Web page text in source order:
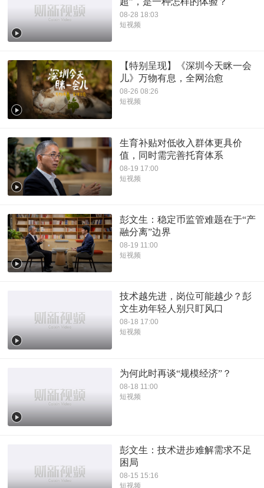
08-28 18:03
短视频
【特别呈现】《深圳今天眯一会
儿》万物有息，全网治愈
08-26 08:26
短视频
生育补贴对低收入群体更具价
值，同时需完善托育体系
08-19 17:00
短视频
彭文生：稳定币监管难题在于“产
融分离”边界
08-19 11:00
短视频
技术越先进，岗位可能越少？彭
文生劝年轻人别只盯风口
08-18 17:00
短视频
为何此时再谈“规模经济”？
08-18 11:00
短视频
彭文生：技术进步难解需求不足
困局
08-15 15:16
短视频